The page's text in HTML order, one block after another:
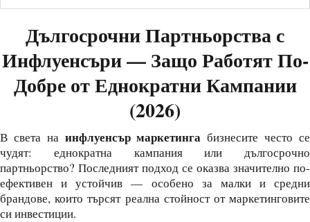
Дългосрочни Партньорства с
Инфлуенсъри — Защо Работят По-
Добре от Еднократни Кампании
(2026)
В света на инфлуенсър маркетинга бизнесите често се
чудят: еднократна кампания или дългосрочно
партньорство? Последният подход се оказва значително по-
ефективен и устойчив — особено за малки и средни
брандове, които търсят реална стойност от маркетинговите
си инвестиции.